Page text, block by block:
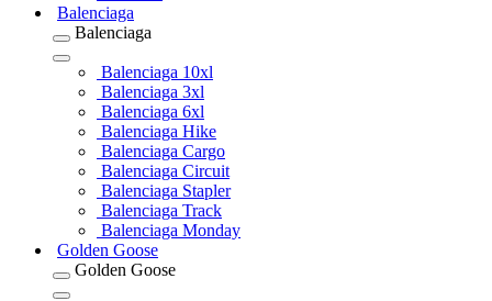
Balenciaga
Balenciaga
Balenciaga 10xl
Balenciaga 3xl
Balenciaga 6xl
Balenciaga Hike
Balenciaga Cargo
Balenciaga Circuit
Balenciaga Stapler
Balenciaga Track
Balenciaga Monday
Golden Goose
Golden Goose